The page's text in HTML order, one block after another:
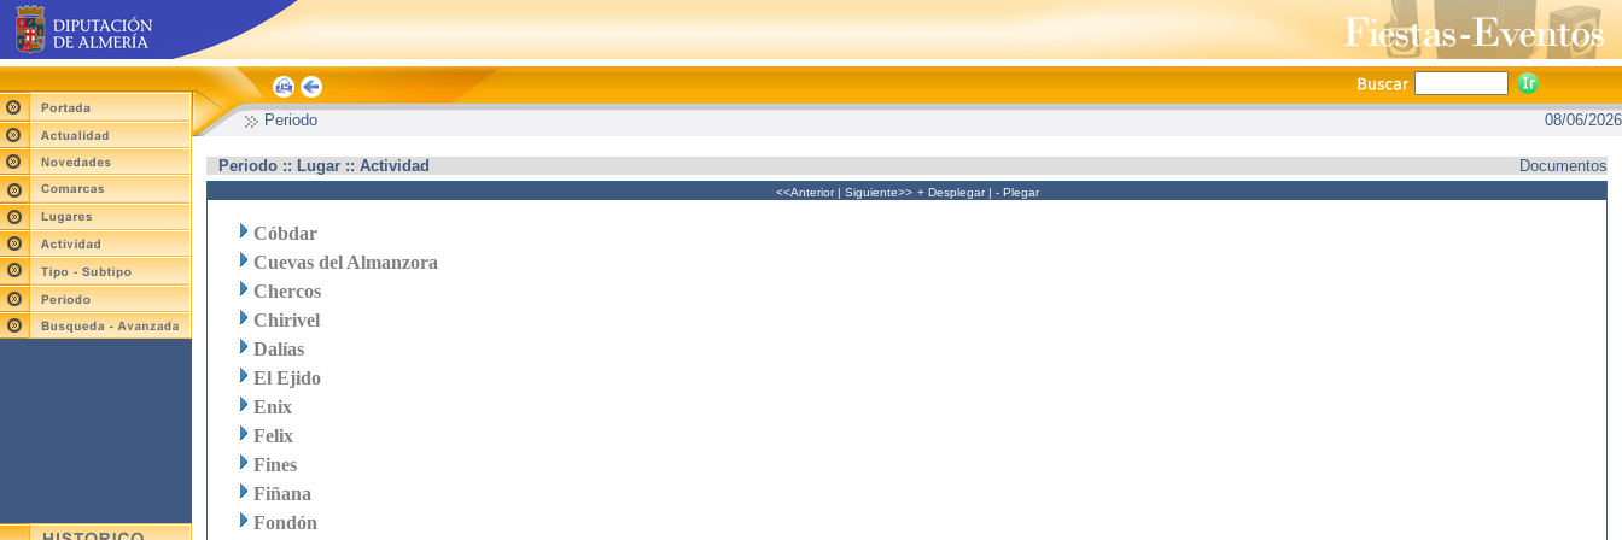
Periodo 08/06/2026
Periodo :: Lugar :: Actividad Documentos
<<Anterior| Siguiente>> + Desplegar| - Plegar
Cóbdar
Cuevas del Almanzora
Chercos
Chirivel
Dalías
El Ejido
Enix
Felix
Fines
Fiñana
Fondón